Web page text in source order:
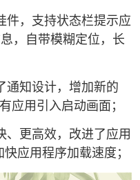
件，支持状态栏提示应
，自带模糊定位，长
通知设计，增加新的
应用引入启动画面；
、更高效，改进了应用
应用程序加载速度；